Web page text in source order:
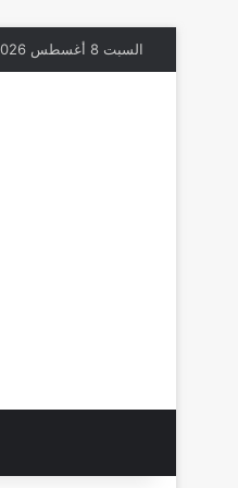
السبت 8 أغسطس 2026